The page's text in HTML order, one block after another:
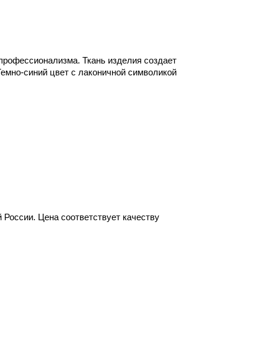
Ткань изделия создает
синий цвет с лаконичной символикой
Цена соответствует качеству